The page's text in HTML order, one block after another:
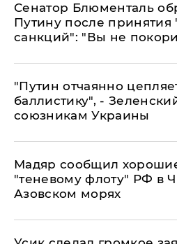
Сенатор Блюменталь
Путину после принятия
санкций": "Вы не
"Путин отчаянно
баллистику", -
союзникам Украины
Мадяр сообщил
"теневому флоту" РФ в
Азовском морях